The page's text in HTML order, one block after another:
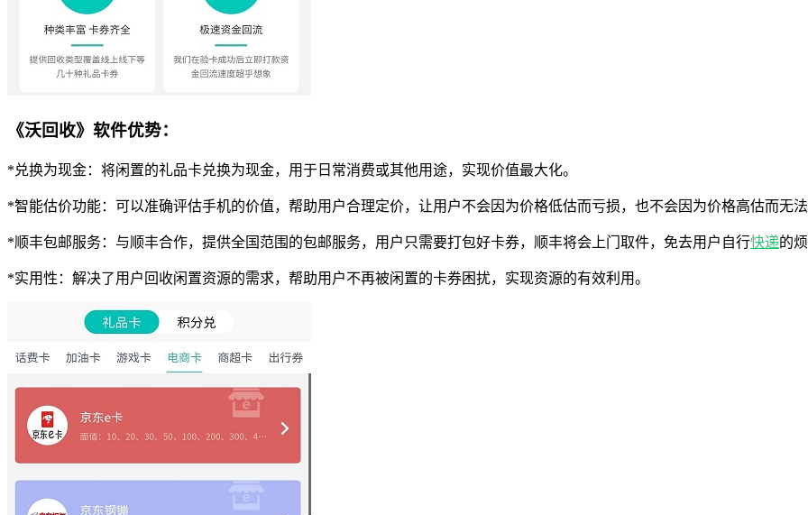
《沃回收》软件优势：
*兑换为现金：将闲置的礼品卡兑换为现金，用于日常消费或其他用途，实现价值最大化。
*智能估价功能：可以准确评估手机的价值，帮助用户合理定价，让用户不会因为价格低估而亏损，也不会因为价格高估而无法
*顺丰包邮服务：与顺丰合作，提供全国范围的包邮服务，用户只需要打包好卡券，顺丰将会上门取件，免去用户自行快递的烦
*实用性：解决了用户回收闲置资源的需求，帮助用户不再被闲置的卡券困扰，实现资源的有效利用。